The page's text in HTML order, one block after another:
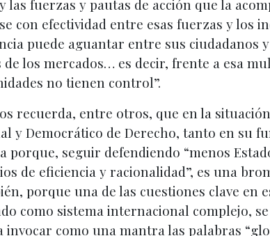
las fuerzas y pautas de acción que la
con efectividad entre esas fuerzas y los
puede aguantar entre sus ciudadanos
de los mercados… es decir, frente a esa
no tienen control”.
recuerda, entre otros, que en la
y Democrático de Derecho, tanto en
porque, seguir defendiendo “menos
de eficiencia y racionalidad”, es una
porque una de las cuestiones clave en
como sistema internacional complejo,
como una mantra las palabras